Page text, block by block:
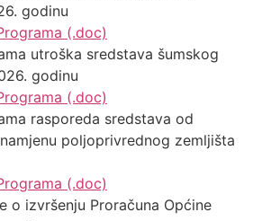
godinu
(.doc)
utroška sredstava šumskog
godinu
(.doc)
rasporeda sredstava od
poljoprivrednog zemljišta
(.doc)
o izvršenju Proračuna Općine